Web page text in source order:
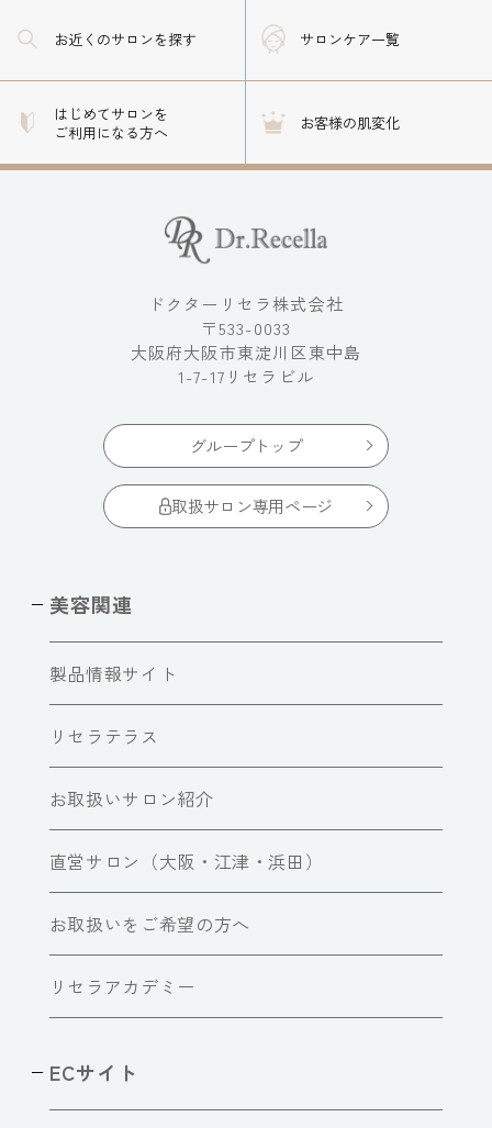
お近くのサロンを探す サロンケア一覧
はじめてサロンを
ご利用になる方へ
お客様の肌変化
ドクターリセラ株式会社
〒533-0033
大阪府大阪市東淀川区東中島
1-7-17リセラビル
グループトップ
取扱サロン専用ページ
美容関連
製品情報サイト
リセラテラス
お取扱いサロン紹介
直営サロン（大阪・江津・浜田）
お取扱いをご希望の方へ
リセラアカデミー
ECサイト